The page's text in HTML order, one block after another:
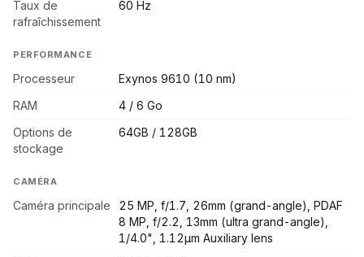
Taux de
rafraîchissement
60 Hz
PERFORMANCE
Processeur
Exynos 9610 (10 nm)
RAM
4 / 6 Go
Options de
stockage
64GB / 128GB
CAMÉRA
Caméra principale
25 MP, f/1.7, 26mm (grand-angle), PDAF
8 MP, f/2.2, 13mm (ultra grand-angle),
1/4.0", 1.12µm Auxiliary lens